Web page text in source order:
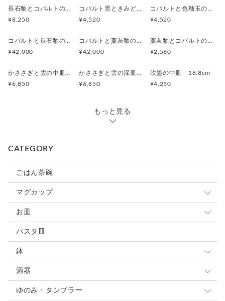
¥8,250
¥4,520
¥4,520
¥42,000
¥42,000
¥2,560
¥6,850
¥6,850
吹墨の中皿 18.8cm
¥4,250
もっと見る
CATEGORY
ごはん茶碗
マグカップ
小さめマグ
大きめマグ
スープカップ
お皿
豆皿
取り皿 ケーキ皿
中皿
パスタ皿
鉢
大鉢
中鉢
酒器
ぐい呑・杯
ゆのみ・タンブラー